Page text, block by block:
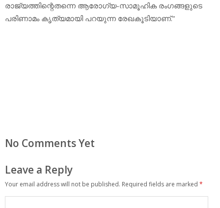
രാജ്യത്തിന്റെതന്നെ ആരോഗ്യ-സാമൂഹിക രംഗങ്ങളുടെ
പരിണാമം കൃത്യമായി പറയുന്ന രേഖകൂടിയാണ്.”
No Comments Yet
Leave a Reply
Your email address will not be published. Required fields are marked *